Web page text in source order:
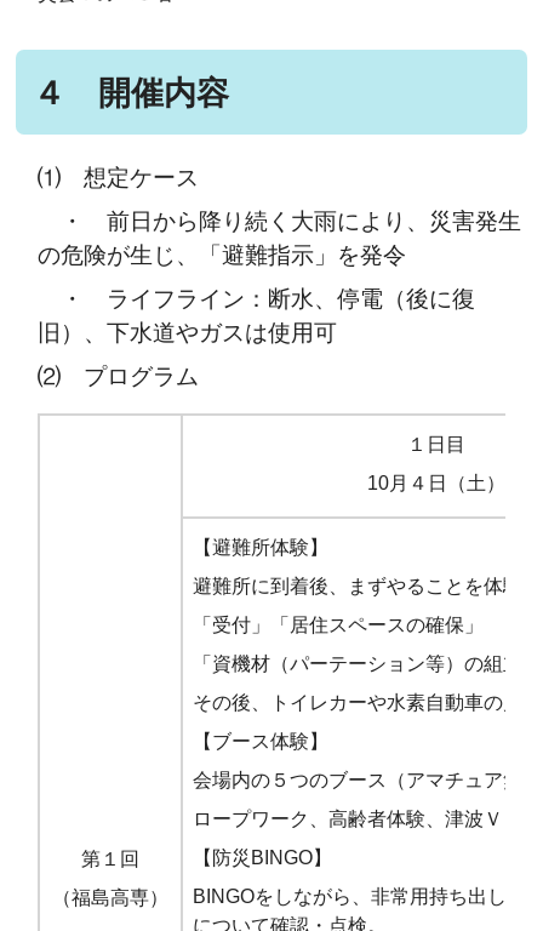
４ 開催内容
⑴ 想定ケース
・ 前日から降り続く大雨により、災害発生
の危険が生じ、「避難指示」を発令
・ ライフライン：断水、停電（後に復
旧）、下水道やガスは使用可
⑵ プログラム
第１回
（福島高専）
１日目
10月４日（土）
【避難所体験】
避難所に到着後、まずやることを体験。
「受付」「居住スペースの確保」
「資機材（パーテーション等）の組立
その後、トイレカーや水素自動車の見
【ブース体験】
会場内の５つのブース（アマチュア無
ロープワーク、高齢者体験、津波ＶＲ
【防災BINGO】
BINGOをしながら、非常用持ち出し品
について確認・点検。